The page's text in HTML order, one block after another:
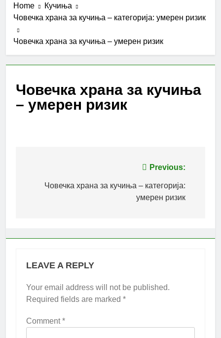
Home
Кучиња
Човечка храна за кучиња – категорија: умерен ризик
Човечка храна за кучиња – умерен ризик
Човечка храна за кучиња
– умерен ризик
navigation
Previous:
Човечка храна за кучиња – категорија:
умерен ризик
LEAVE A REPLY
Your email address will not be published.
Required fields are marked *
Comment*